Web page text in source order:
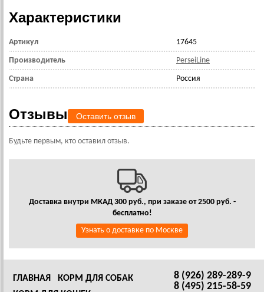
Характеристики
Артикул 17645
Производитель PerseiLine
Страна Россия
Отзывы Оставить отзыв
Будьте первым, кто оставил отзыв.
Доставка внутри МКАД 300 руб., при заказе от 2500 руб. -
бесплатно!
Узнать о доставке по Москве
8 (926) 289-289-9
8 (495) 215-58-59
ГЛАВНАЯ
КОРМ ДЛЯ СОБАК